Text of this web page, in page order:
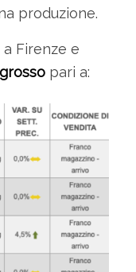
produzione.
Firenze e
pari a: